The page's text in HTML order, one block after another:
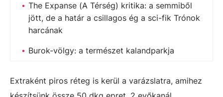
The Expanse (A Térség) kritika: a semmiből
jött, de a határ a csillagos ég a sci-fik Trónok
harcának
Burok-völgy: a természet kalandparkja
Extraként piros réteg is kerül a varázslatra, amihez